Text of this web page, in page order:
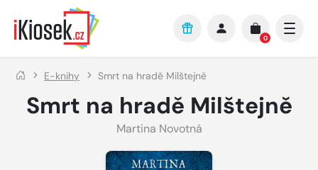
Přejít na hlavní obsah
0
E-knihy Smrt na hradě Milštejně
Smrt na hradě Milštejně
Martina Novotná